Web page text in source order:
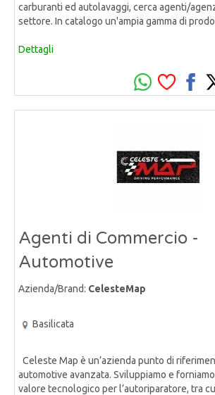
carburanti ed autolavaggi, cerca agenti/
settore. In catalogo un'ampia gamma di
Dettagli
Agenti di Commercio -
Automotive
Azienda/Brand: CelesteMap
Basilicata
Celeste Map è un’azienda punto di
automotive avanzata. Sviluppiamo e
valore tecnologico per l’autoriparatore, tra